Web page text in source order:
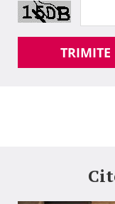
TRIMITE